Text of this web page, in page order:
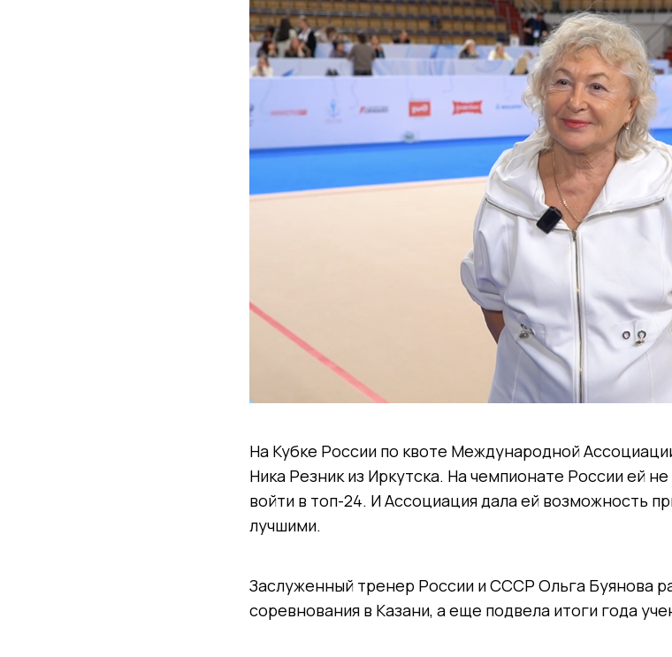
На Кубке России по квоте Международной
Ника Резникиз Иркутска. На чемпионате России ей
войти в топ-24. И Ассоциация дала ей возможность
лучшими.
Заслуженный тренер России и СССР Ольга Буянова
соревнования в Казани, а еще подвела итоги года